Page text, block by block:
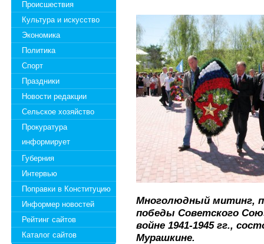
Происшествия
Культура и искусство
Экономика
Политика
Спорт
Праздники
Новости редакции
Сельское хозяйство
Прокуратура
информирует
Губерния
Интервью
Поправки в Конституцию
Информер новостей
Рейтинг сайтов
Каталог сайтов
Многолюдный митинг,
победы Советского
войне 1941-1945 гг.,
Мурашкине.